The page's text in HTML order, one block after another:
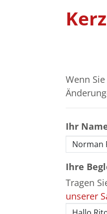
Wenn
Ihr
Ihre
Tragen
unserer